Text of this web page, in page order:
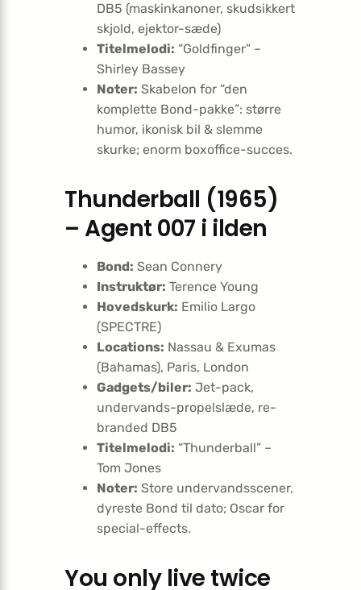
DB5 (maskinkanoner, skudsikkert
skjold, ejektor-sæde)
Titelmelodi: “Goldfinger” –
Shirley Bassey
Noter: Skabelon for “den
komplette Bond-pakke”: større
humor, ikonisk bil & slemme
skurke; enorm boxoffice-succes.
Thunderball (1965)
– Agent 007 i ilden
Bond: Sean Connery
Instruktør: Terence Young
Hovedskurk: Emilio Largo
(SPECTRE)
Locations: Nassau & Exumas
(Bahamas), Paris, London
Gadgets/biler: Jet-pack,
undervands-propelslæde, re-
branded DB5
Titelmelodi: “Thunderball” –
Tom Jones
Noter: Store undervandsscener,
dyreste Bond til dato; Oscar for
special-effects.
You only live twice